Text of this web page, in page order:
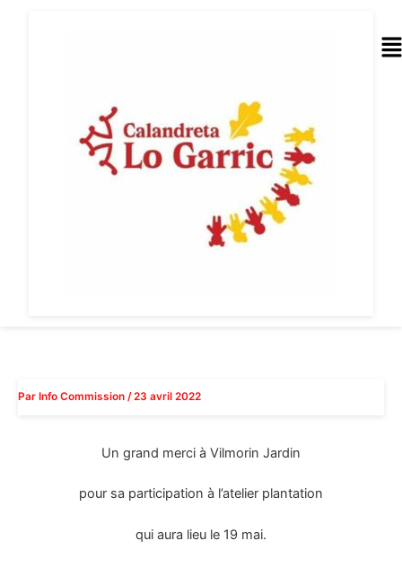
Par Info Commission /23 avril 2022
Un grand merci à Vilmorin Jardin
pour sa participation à l’atelier plantation
qui aura lieu le 19 mai.